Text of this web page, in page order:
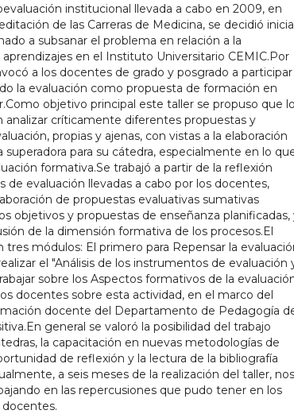
institucional llevada a cabo en 2009, en
de las Carreras de Medicina, se decidió
a subsanar el problema en relación a la
aprendizajes en el Instituto Universitario CEMIC.Por
a los docentes de grado y posgrado a participar
la evaluación como propuesta de formación en
objetivo principal este taller se propuso que
analizar críticamente diferentes propuestas y
propias y ajenas, con vistas a la elaboración
superadora para su cátedra, especialmente en lo
formativa.Se trabajó a partir de la reflexión
de evaluación llevadas a cabo por los docentes,
de propuestas evaluativas sumativas
objetivos y propuestas de enseñanza planificadas,
de la dimensión formativa de los procesos.El
tres módulos: El primero para Repensar la
el "Análisis de los instrumentos de evaluación
sobre los Aspectos formativos de la
docentes sobre esta actividad, en el marco del
docente del Departamento de Pedagogía
general se valoró la posibilidad del trabajo
la capacitación en nuevas metodologías de
de reflexión y la lectura de la bibliografía
a seis meses de la realización del taller, nos
en las repercusiones que pudo tener en los